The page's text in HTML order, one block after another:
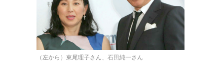
（左から）東尾理子さん、石田純一さん